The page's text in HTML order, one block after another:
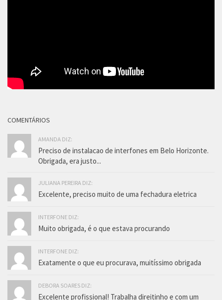
COMENTÁRIOS
AMANDA DIZ:
Preciso de instalacao de interfones em Belo Horizonte.
Obrigada, era justo...
JULIANA PEREIRA DIZ:
Excelente, preciso muito de uma fechadura eletrica
INTERFONE DIZ:
Muito obrigada, é o que estava procurando
INTERFONE DIZ:
Exatamente o que eu procurava, muitíssimo obrigada
DEBORA SOARES DIZ:
Excelente profissional! Trabalha direitinho e com um